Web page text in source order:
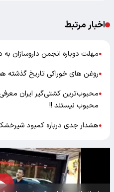
اخبار مرتبط
●مهلت دوباره انجمن داروسازان به
●روغن های خوراکی تاریخ گذشته
●محبوب‌ترین کشتی‌گیر ایران
محبوب نیستند !!
●هشدار جدی درباره کمبود شیرخشک